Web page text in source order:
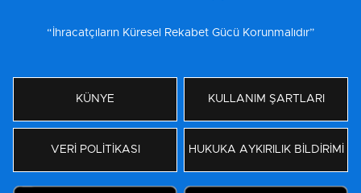
“İhracatçıların Küresel Rekabet Gücü Korunmalıdır”
KÜNYE KULLANIM ŞARTLARI
VERİ POLİTİKASI HUKUKA AYKIRILIK BİLDİRİMİ